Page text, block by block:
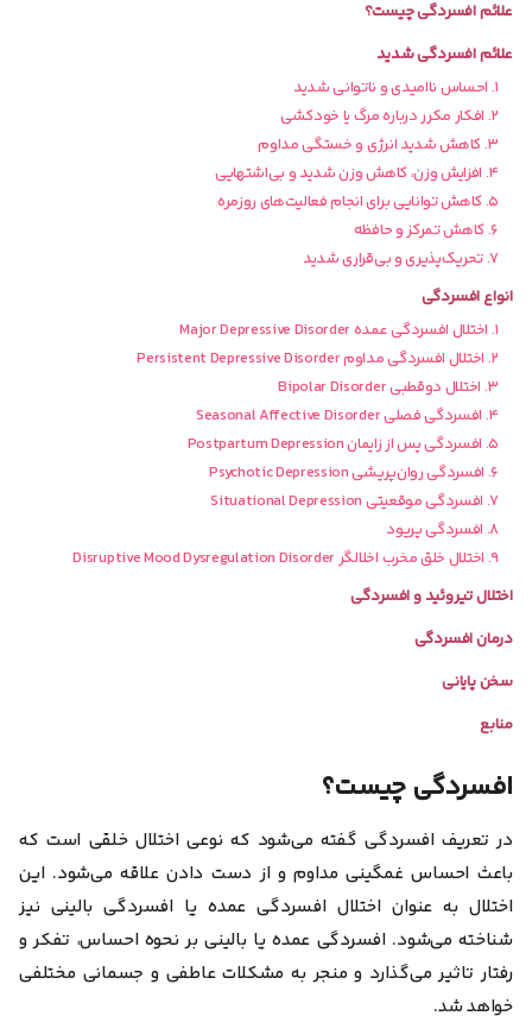
علائم افسردگی چیست؟
علائم افسردگی شدید
۱. احساس ناامیدی و ناتوانی شدید
۲. افکار مکرر درباره مرگ یا خودکشی
۳. کاهش شدید انرژی و خستگی مداوم
۴. افزایش وزن، کاهش وزن شدید و بی‌اشتهایی
۵. کاهش توانایی برای انجام فعالیت‌های روزمره
۶. کاهش تمرکز و حافظه
۷. تحریک‌پذیری و بی‌قراری شدید
انواع افسردگی
۱. اختلال افسردگی عمده Major Depressive Disorder
۲. اختلال افسردگی مداوم Persistent Depressive Disorder
۳. اختلال دوقطبی Bipolar Disorder
۴. افسردگی فصلی Seasonal Affective Disorder
۵. افسردگی پس از زایمان Postpartum Depression
۶. افسردگی روان‌پریشی Psychotic Depression
۷. افسردگی موقعیتی Situational Depression
۸. افسردگی پریود
۹. اختلال خلق مخرب اخلالگر Disruptive Mood Dysregulation Disorder
اختلال تیروئید و افسردگی
درمان افسردگی
سخن پایانی
منابع
افسردگی چیست؟
در تعریف افسردگی گفته می‌شود که نوعی اختلال خلقی است که
باعث احساس غمگینی مداوم و از دست دادن علاقه می‌شود. این
اختلال به عنوان اختلال افسردگی عمده یا افسردگی بالینی نیز
شناخته می‌شود. افسردگی عمده یا بالینی بر نحوه احساس، تفکر و
رفتار تاثیر می‌گذارد و منجر به مشکلات عاطفی و جسمانی مختلفی
خواهد شد.